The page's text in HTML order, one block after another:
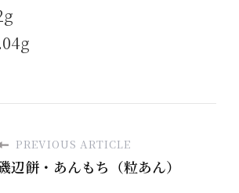
PREVIOUS ARTICLE
辺餅・あんもち（粒あん）